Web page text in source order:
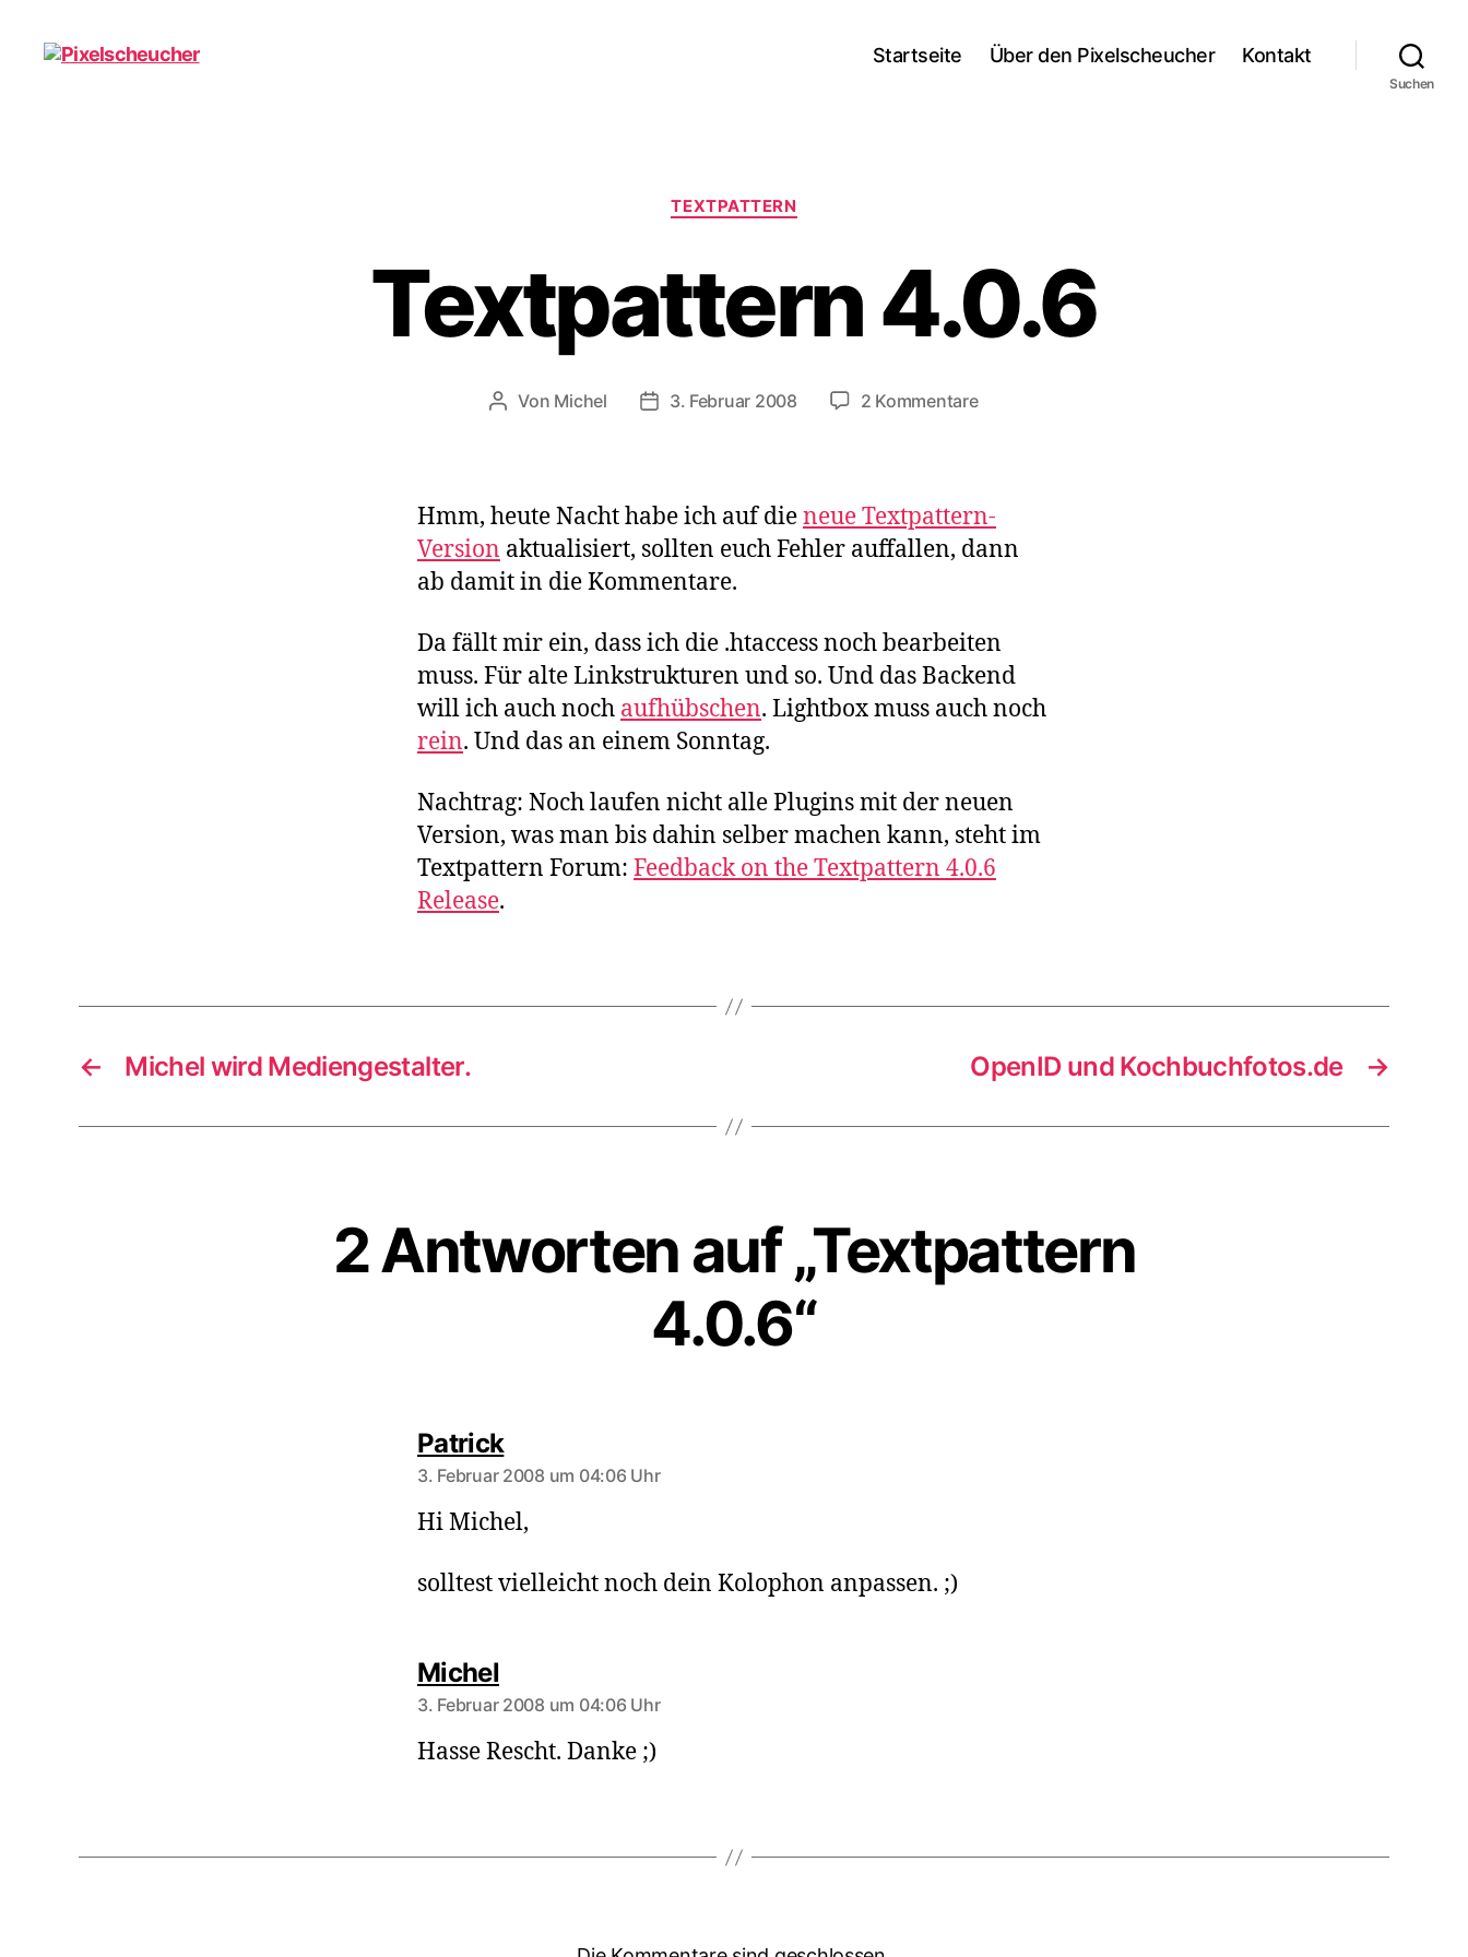
Startseite Über den Pixelscheucher Kontakt
Suchen
Kategorien
TEXTPATTERN
Textpattern 4.0.6
Beitragsautor
Von Michel Veröffentlichungsdatum
3. Februar 2008 2 Kommentarezu
Hmm, heute Nacht habe ich auf dieneue Textpattern-
Version aktualisiert, sollten euch Fehler auffallen, dann
ab damit in die Kommentare.
Da fällt mir ein, dass ich die .htaccess noch bearbeiten
muss. Für alte Linkstrukturen und so. Und das Backend
will ich auch noch aufhübschen. Lightbox muss auch noch
rein. Und das an einem Sonntag.
Nachtrag: Noch laufen nicht alle Plugins mit der neuen
Version, was man bis dahin selber machen kann, steht im
Textpattern Forum: Feedback on the Textpattern 4.0.6
Release.
← Michel wird Mediengestalter. →
OpenID und Kochbuchfotos.de
2 Antworten auf „Textpattern
4.0.6“
Patricksagt:
3. Februar 2008 um 04:06 Uhr
Hi Michel,
solltest vielleicht noch dein Kolophon anpassen. ;)
Michel
3. Februar 2008 um 04:06 Uhr
Hasse Rescht. Danke ;)